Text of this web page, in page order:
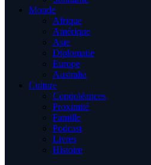
Monde
Afrique
Amérique
Asie
Diplomatie
Europe
Australia
Culture
Condoléances
Proximité
Famille
Podcast
Livres
Histoire